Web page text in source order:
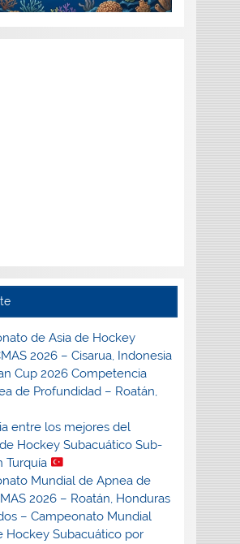
de Asia de Hockey
2026 – Cisarua, Indonesia
Cup 2026 Competencia
de Profundidad – Roatán,
entre los mejores del
Hockey Subacuático Sub-
Turquía
Mundial de Apnea de
2026 – Roatán, Honduras
– Campeonato Mundial
Hockey Subacuático por